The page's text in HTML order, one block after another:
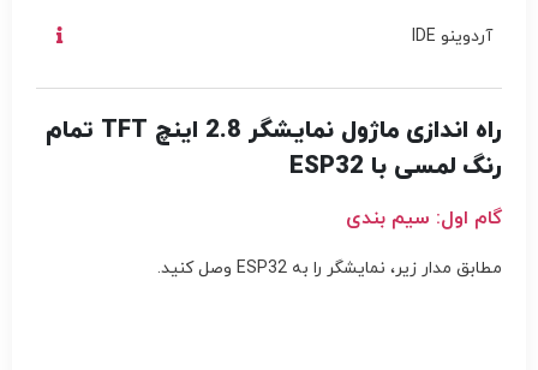
آردوینو IDE
راه اندازی ماژول نمایشگر 2.8 اینچ TFT تمام
رنگ لمسی با ESP32
گام اول: سیم بندی
مطابق مدار زیر، نمایشگر را به ESP32 وصل کنید.